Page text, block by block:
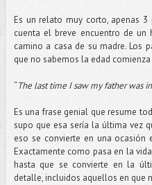
Es un relato muy corto, apenas 3
cuenta el breve encuentro de un
camino a casa de su madre. Los
que no sabemos la edad
“The last time I saw my father was
Es una frase genial que resume
supo que esa sería la última vez
eso se convierte en una ocasión
Exactamente como pasa en la
hasta que se convierte en la
detalle, incluidos aquellos en que